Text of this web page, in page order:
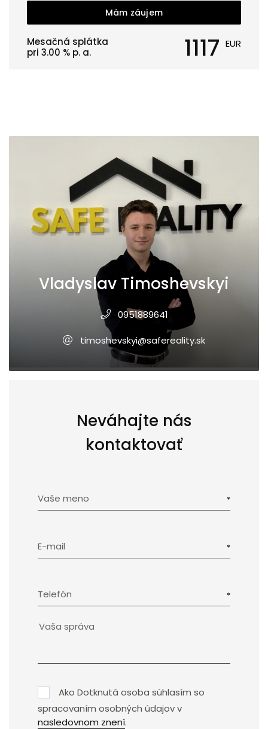
Mám záujem
Mesačná splátka
pri 3.00 % p. a. 1117 EUR
Vladyslav Timoshevskyi
0951889641
timoshevskyi@safereality.sk
Neváhajte nás
kontaktovať
Vaše meno
E-mail
Telefón
Ako Dotknutá osoba súhlasím so
spracovaním osobných údajov v
nasledovnom znení.